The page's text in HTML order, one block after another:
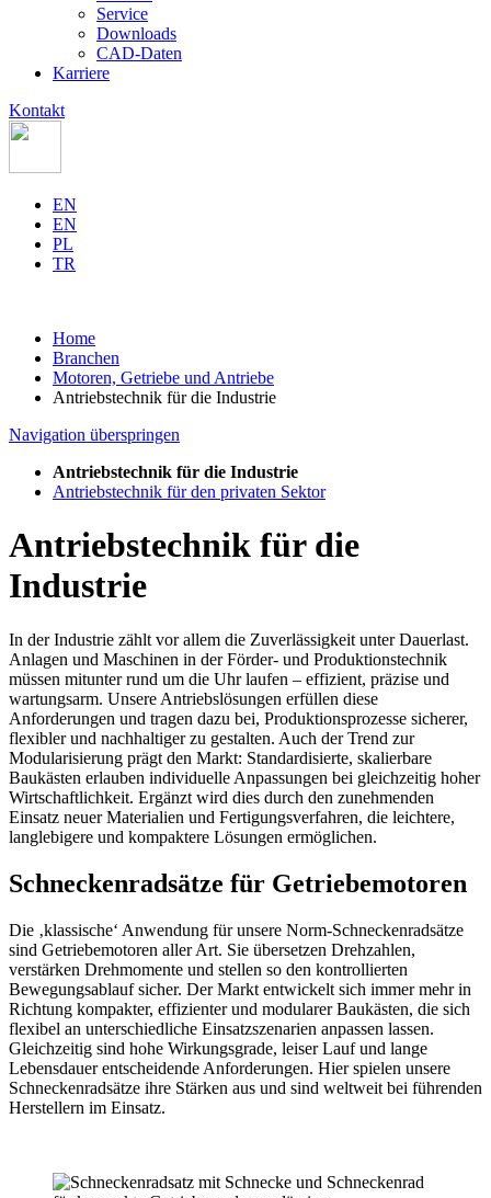
Service
Downloads
CAD-Daten
Karriere
Kontakt
EN
EN
PL
TR
Home
Branchen
Motoren, Getriebe und Antriebe
Antriebstechnik für die Industrie
Navigation überspringen
Antriebstechnik für die Industrie
Antriebstechnik für den privaten Sektor
Antriebstechnik für die
Industrie
In der Industrie zählt vor allem die Zuverlässigkeit unter Dauerlast.
Anlagen und Maschinen in der Förder- und Produktionstechnik
müssen mitunter rund um die Uhr laufen – effizient, präzise und
wartungsarm. Unsere Antriebslösungen erfüllen diese
Anforderungen und tragen dazu bei, Produktionsprozesse sicherer,
flexibler und nachhaltiger zu gestalten. Auch der Trend zur
Modularisierung prägt den Markt: Standardisierte, skalierbare
Baukästen erlauben individuelle Anpassungen bei gleichzeitig hoher
Wirtschaftlichkeit. Ergänzt wird dies durch den zunehmenden
Einsatz neuer Materialien und Fertigungsverfahren, die leichtere,
langlebigere und kompaktere Lösungen ermöglichen.
Schneckenradsätze für Getriebemotoren
Die ‚klassische‘ Anwendung für unsere Norm-Schneckenradsätze
sind Getriebemotoren aller Art. Sie übersetzen Drehzahlen,
verstärken Drehmomente und stellen so den kontrollierten
Bewegungsablauf sicher. Der Markt entwickelt sich immer mehr in
Richtung kompakter, effizienter und modularer Baukästen, die sich
flexibel an unterschiedliche Einsatzszenarien anpassen lassen.
Gleichzeitig sind hohe Wirkungsgrade, leiser Lauf und lange
Lebensdauer entscheidende Anforderungen. Hier spielen unsere
Schneckenradsätze ihre Stärken aus und sind weltweit bei führenden
Herstellern im Einsatz.